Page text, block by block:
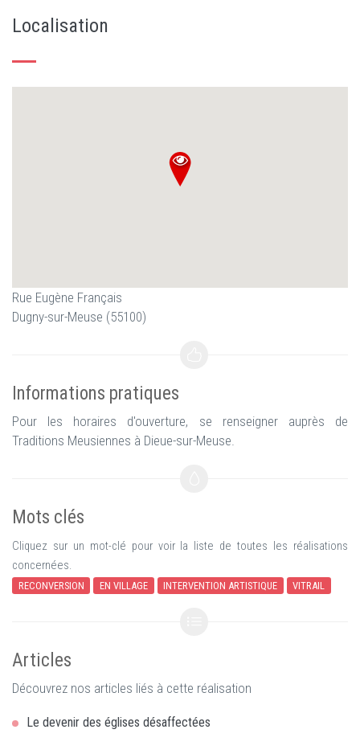
Localisation
Rue Eugène Français
Dugny-sur-Meuse (55100)
Informations pratiques
Pour les horaires d'ouverture, se renseigner auprès de
Traditions Meusiennes à Dieue-sur-Meuse.
Mots clés
Cliquez sur un mot-clé pour voir la liste de toutes les réalisations
concernées.
RECONVERSION EN VILLAGE INTERVENTION ARTISTIQUE VITRAIL
Articles
Découvrez nos articles liés à cette réalisation
Le devenir des églises désaffectées